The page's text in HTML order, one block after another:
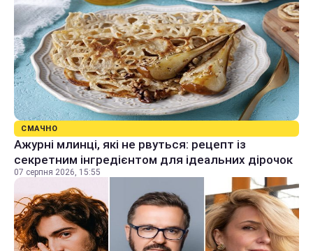
СМАЧНО
Ажурні млинці, які не рвуться: рецепт із
секретним інгредієнтом для ідеальних дірочок
07 серпня 2026, 15:55